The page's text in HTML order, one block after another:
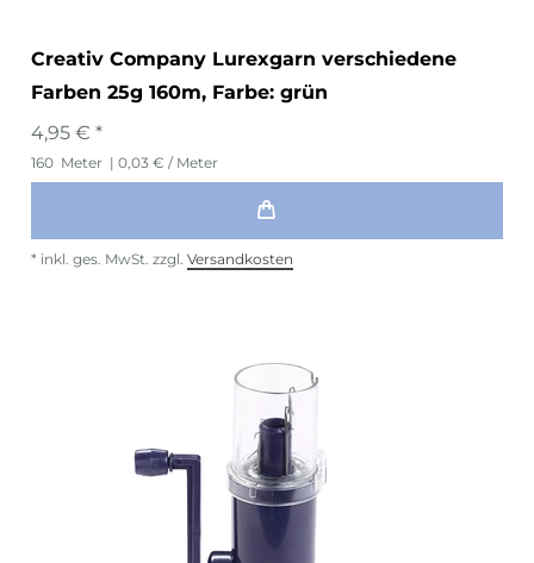
Creativ Company Lurexgarn verschiedene
Farben 25g 160m, Farbe: grün
4,95 € *
160 Meter | 0,03 € / Meter
* inkl. ges. MwSt. zzgl. Versandkosten